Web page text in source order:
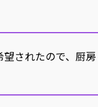
されたので、厨房